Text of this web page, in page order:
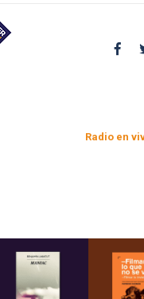
Radio en